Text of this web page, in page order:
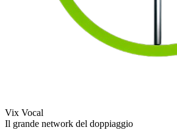
Vix Vocal
Il grande network del doppiaggio